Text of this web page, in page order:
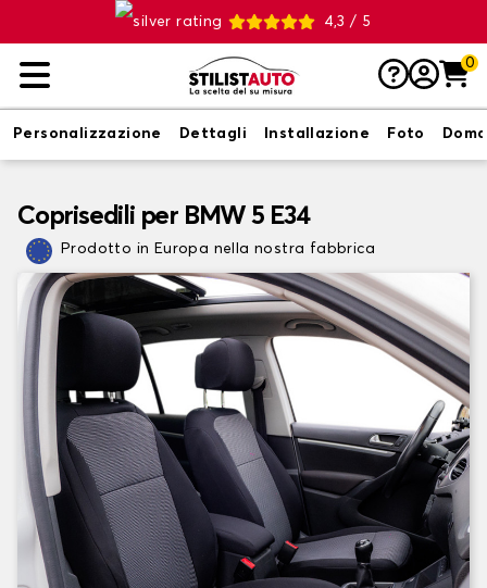
4,3 / 5
0
Personalizzazione Dettagli Installazione Foto
Coprisedili per BMW 5 E34
Prodotto in Europa nella nostra fabbrica